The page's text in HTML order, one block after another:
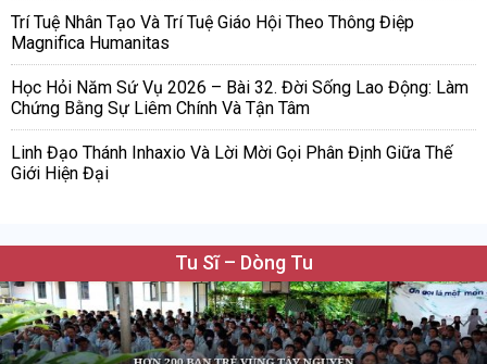
Trí Tuệ Nhân Tạo Và Trí Tuệ Giáo Hội Theo Thông Điệp
Magnifica Humanitas
Học Hỏi Năm Sứ Vụ 2026 – Bài 32. Đời Sống Lao Động: Làm
Chứng Bằng Sự Liêm Chính Và Tận Tâm
Linh Đạo Thánh Inhaxio Và Lời Mời Gọi Phân Định Giữa Thế
Giới Hiện Đại
Tu Sĩ – Dòng Tu